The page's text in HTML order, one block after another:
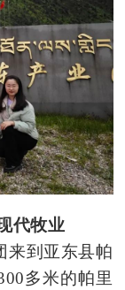
代牧业
来到亚东县帕
多米的帕里